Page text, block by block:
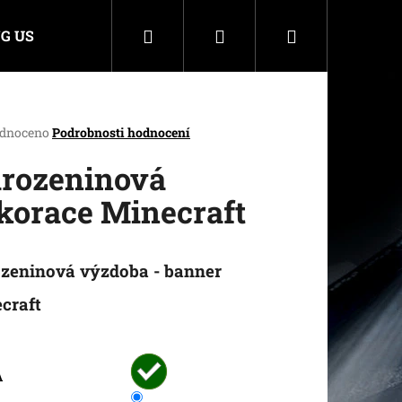
US Hledat PřihlášeníNákupní
Podrobnosti hodnocení
Minecraft
výzdoba - banner